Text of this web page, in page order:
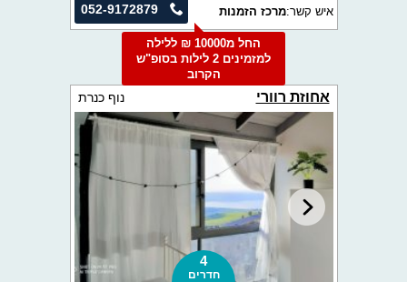
052-9172879 איש קשר:מרכז הזמנות
החל מ10000 ₪ ללילה
למזמינים 2 לילות בסופ"ש
הקרוב
אחוזת רוורי נוף כנרת
4
חדרים